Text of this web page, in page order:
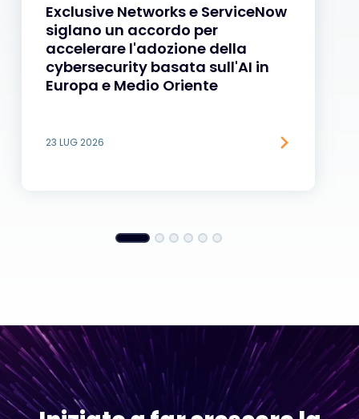
Exclusive Networks e ServiceNow
siglano un accordo per
accelerare l'adozione della
cybersecurity basata sull'AI in
Europa e Medio Oriente
23 LUG 2026